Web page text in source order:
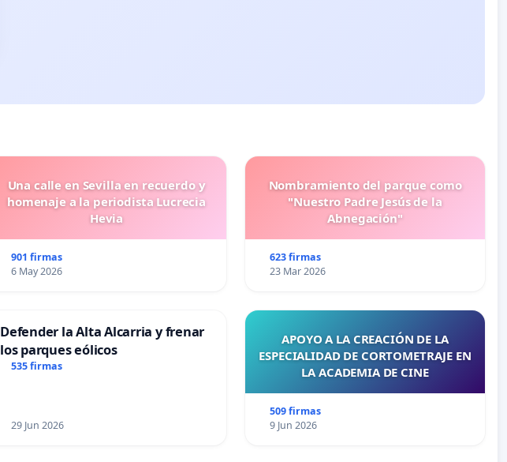
Una calle en Sevilla en recuerdo y
homenaje a la periodista Lucrecia
Hevia
901 firmas
6 May 2026
Nombramiento del parque como
"Nuestro Padre Jesús de la
Abnegación"
623 firmas
23 Mar 2026
Defender la Alta Alcarria y frenar
los parques eólicos
535 firmas
29 Jun 2026
APOYO A LA CREACIÓN DE LA
ESPECIALIDAD DE CORTOMETRAJE EN
LA ACADEMIA DE CINE
509 firmas
9 Jun 2026